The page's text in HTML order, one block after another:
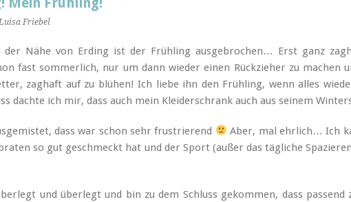
Friebel
Nähe von Erding ist der Frühling ausgebrochen… Erst ganz
fast sommerlich, nur um dann wieder einen Rückzieher zu machen
zaghaft auf zu blühen! Ich liebe ihn den Frühling, wenn alles
dachte ich mir, dass auch mein Kleiderschrank auch aus seinem
dass war schon sehr frustrierend
Aber, mal ehrlich… Ich
so gut geschmeckt hat und der Sport (außer das tägliche
und überlegt und bin zu dem Schluss gekommen, dass